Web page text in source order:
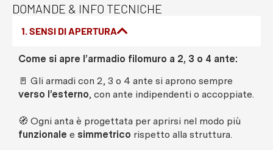
DOMANDE & INFO TECNICHE
1. SENSI DI APERTURA
Come si apre l’armadio filomuro a 2, 3 o 4 ante:
🚪 Gli armadi con 2, 3 o 4 ante si aprono sempre
verso l’esterno, con ante indipendenti o accoppiate.
🧭 Ogni anta è progettata per aprirsi nel modo più
funzionale e simmetrico rispetto alla struttura.